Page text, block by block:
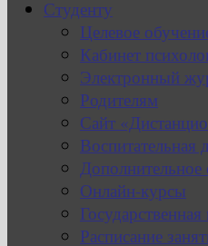
Студенту
Целевое
Кабинет
Электронный
Родителям
Сайт
Воспитательная
Дополнительное
Онлайн-курсы
Государственная
Расписание